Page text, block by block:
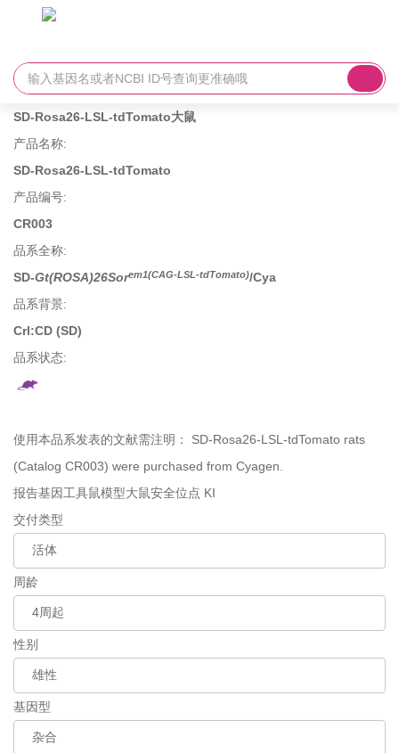
SD-Rosa26-LSL-tdTomato大鼠
产品名称:
SD-Rosa26-LSL-tdTomato
产品编号:
CR003
品系全称:
SD-Gt(ROSA)26Sorem1(CAG-LSL-tdTomato)/Cya
品系背景:
Crl:CD (SD)
品系状态:
使用本品系发表的文献需注明： SD-Rosa26-LSL-tdTomato rats
(Catalog CR003) were purchased from Cyagen.
报告基因工具鼠模型大鼠安全位点 KI
交付类型
周龄
性别
基因型